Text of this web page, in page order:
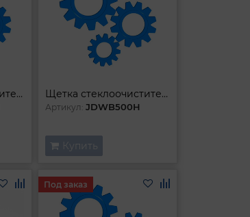
Щетка стеклоочистителя гибридная Щетка стеклоочистителя гибридная
Артикул:JDWB500H
Купить
Под заказ